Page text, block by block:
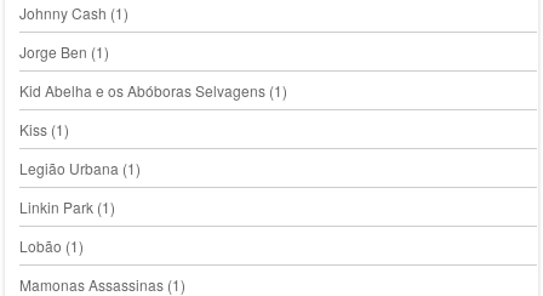
Johnny Cash (1)
Jorge Ben (1)
Kid Abelha e os Abóboras Selvagens(1)
Kiss(1)
Legião Urbana (1)
Linkin Park(1)
Lobão (1)
Mamonas Assassinas(1)